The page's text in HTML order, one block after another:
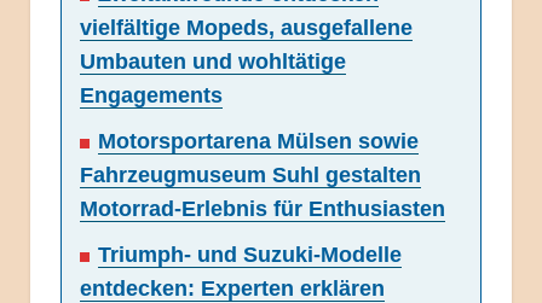
vielfältige Mopeds, ausgefallene
Umbauten und wohltätige
Engagements
Motorsportarena Mülsen sowie
Fahrzeugmuseum Suhl gestalten
Motorrad-Erlebnis für Enthusiasten
Triumph- und Suzuki-Modelle
entdecken: Experten erklären